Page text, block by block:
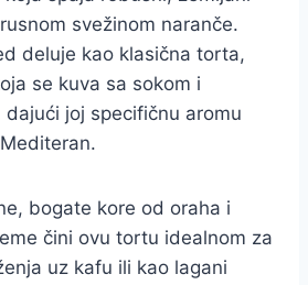
svežinom naranče.
deluje kao klasična torta,
se kuva sa sokom i
dajući joj specifičnu aromu
bogate kore od oraha i
čini ovu tortu idealnom za
uz kafu ili kao lagani